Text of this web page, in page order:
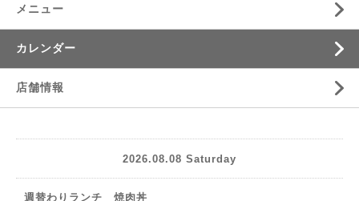
メニュー
カレンダー
店舗情報
2026.08.08 Saturday
週替わりランチ 焼肉丼